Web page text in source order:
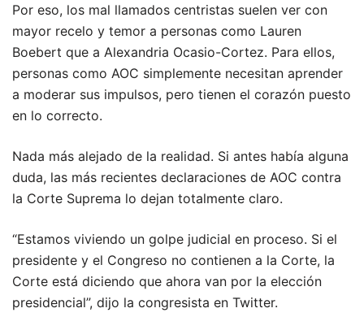
Por eso, los mal llamados centristas suelen ver con
mayor recelo y temor a personas como Lauren
Boebert que a Alexandria Ocasio-Cortez. Para ellos,
personas como AOC simplemente necesitan aprender
a moderar sus impulsos, pero tienen el corazón puesto
en lo correcto.
Nada más alejado de la realidad. Si antes había alguna
duda, las más recientes declaraciones de AOC contra
la Corte Suprema lo dejan totalmente claro.
“Estamos viviendo un golpe judicial en proceso. Si el
presidente y el Congreso no contienen a la Corte, la
Corte está diciendo que ahora van por la elección
presidencial”, dijo la congresista en Twitter.